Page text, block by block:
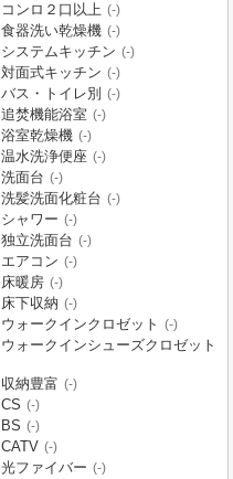
コンロ２口以上 (-)
食器洗い乾燥機 (-)
システムキッチン (-)
対面式キッチン (-)
バス・トイレ別 (-)
追焚機能浴室 (-)
浴室乾燥機 (-)
温水洗浄便座 (-)
洗面台 (-)
洗髪洗面化粧台 (-)
シャワー (-)
独立洗面台 (-)
エアコン (-)
床暖房 (-)
床下収納 (-)
ウォークインクロゼット (-)
ウォークインシューズクロゼット
収納豊富 (-)
CS (-)
BS (-)
CATV (-)
光ファイバー (-)